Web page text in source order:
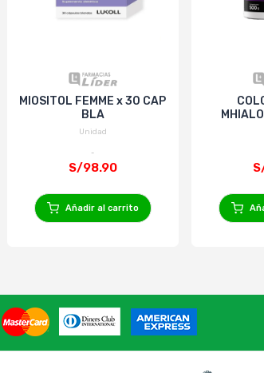
MIOSITOL FEMME x 30 CAP
BLA
Unidad
S/98.90
Añadir al carrito